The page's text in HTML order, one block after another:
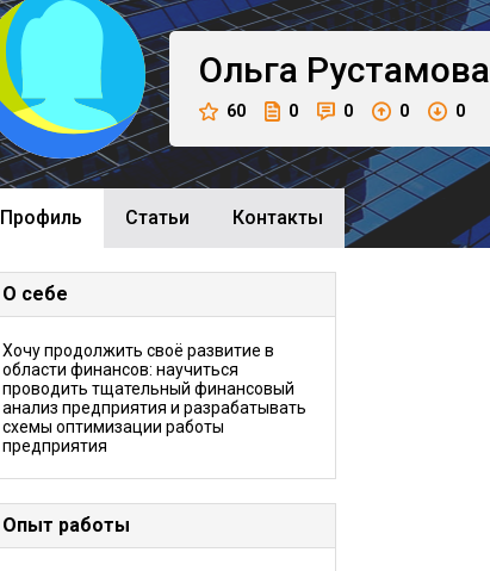
Ольга Рустамова
60 0 0 0 0
Профиль Cтатьи Контакты
О себе
Хочу продолжить своё развитие в
области финансов: научиться
проводить тщательный финансовый
анализ предприятия и разрабатывать
схемы оптимизации работы
предприятия
Опыт работы